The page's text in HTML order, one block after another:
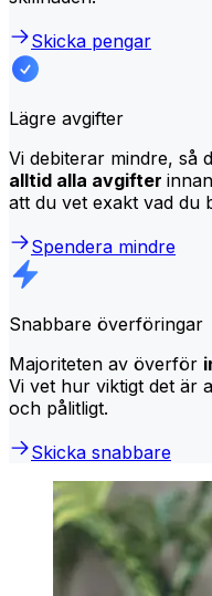
Skicka pengar
Lägre avgifter
Vi debiterar mindre, så
alltid alla avgifter
att du vet exakt vad du
Spendera mindre
Snabbare överföringar
Majoriteten av överför
Vi vet hur viktigt det är
och pålitligt.
Skicka snabbare